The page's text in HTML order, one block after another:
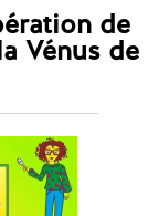
de
Vénus de